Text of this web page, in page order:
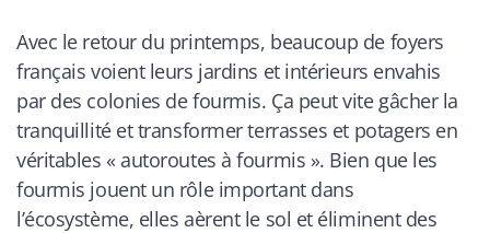
Avec le retour du printemps, beaucoup de foyers
français voient leurs jardins et intérieurs envahis
par des colonies de fourmis. Ça peut vite gâcher la
tranquillité et transformer terrasses et potagers en
véritables « autoroutes à fourmis ». Bien que les
fourmis jouent un rôle important dans
l’écosystème, elles aèrent le sol et éliminent des